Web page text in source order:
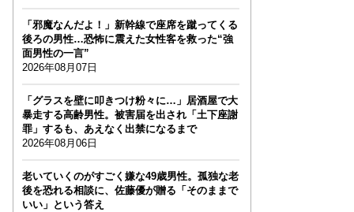
「邪魔なんだよ！」新幹線で座席を蹴ってくる
後ろの男性…恐怖に震えた女性客を救った“強
面男性の一言”
2026年08月07日
「グラスを壁に叩きつけ粉々に…」居酒屋で大
暴走する高齢男性。被害届を出され「土下座謝
罪」するも、あえなく出禁になるまで
2026年08月06日
老いていくのがすごく嫌な49歳男性。孤独な老
後を恐れる相談に、佐藤優が贈る「そのままで
いい」という答え